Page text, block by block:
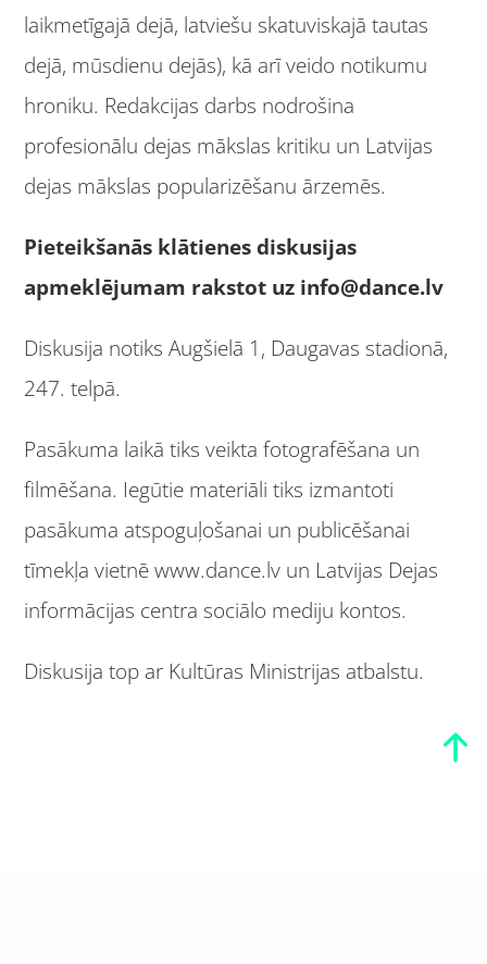
laikmetīgajā dejā, latviešu skatuviskajā tautas
dejā, mūsdienu dejās), kā arī veido notikumu
hroniku. Redakcijas darbs nodrošina
profesionālu dejas mākslas kritiku un Latvijas
dejas mākslas popularizēšanu ārzemēs.
Pieteikšanās klātienes diskusijas
apmeklējumam rakstot uz info@dance.lv
Diskusija notiks Augšielā 1, Daugavas stadionā,
247. telpā.
Pasākuma laikā tiks veikta fotografēšana un
filmēšana. Iegūtie materiāli tiks izmantoti
pasākuma atspoguļošanai un publicēšanai
tīmekļa vietnē www.dance.lv un Latvijas Dejas
informācijas centra sociālo mediju kontos.
Diskusija top ar Kultūras Ministrijas atbalstu.